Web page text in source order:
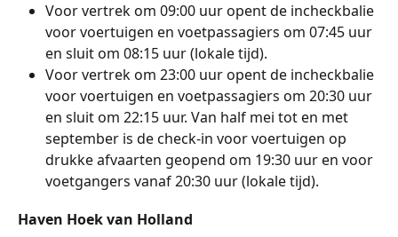
Voor vertrek om 09:00 uur opent de incheckbalie
voor voertuigen en voetpassagiers om 07:45 uur
en sluit om 08:15 uur (lokale tijd).
Voor vertrek om 23:00 uur opent de incheckbalie
voor voertuigen en voetpassagiers om 20:30 uur
en sluit om 22:15 uur. Van half mei tot en met
september is de check-in voor voertuigen op
drukke afvaarten geopend om 19:30 uur en voor
voetgangers vanaf 20:30 uur (lokale tijd).
Haven Hoek van Holland